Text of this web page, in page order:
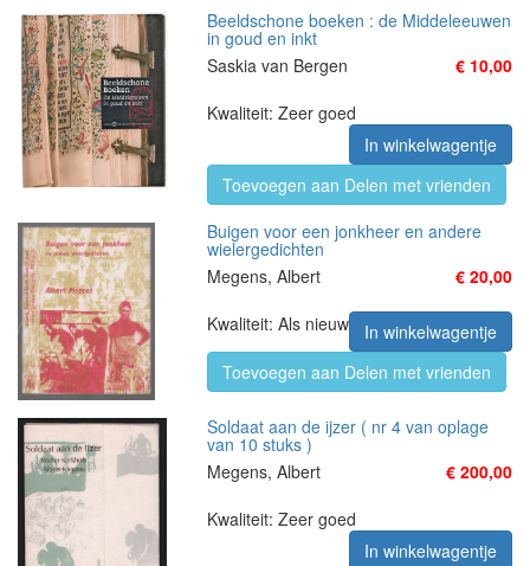
Beeldschone boeken : de Middeleeuwen
in goud en inkt
Saskia van Bergen
€ 10,00
Kwaliteit: Zeer goed
In winkelwagentje
Toevoegen aan Delen met vrienden
Buigen voor een jonkheer en andere
wielergedichten
Megens, Albert
€ 20,00
Kwaliteit: Als nieuw
In winkelwagentje
Toevoegen aan Delen met vrienden
Soldaat aan de ijzer ( nr 4 van oplage
van 10 stuks )
Megens, Albert
€ 200,00
Kwaliteit: Zeer goed
In winkelwagentje